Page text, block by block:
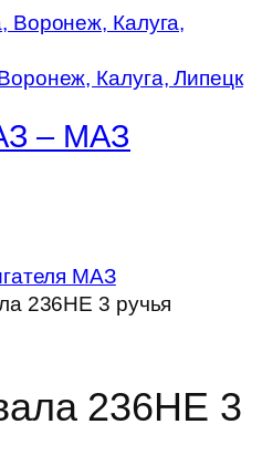
– МАЗ
МАЗ
236НЕ 3 ручья
236НЕ 3